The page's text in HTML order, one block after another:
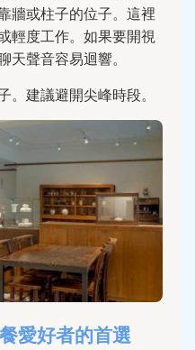
牆或柱子的位子。這裡
輕度工作。如果要開視
天聲音容易迴響。
建議避開尖峰時段。
愛好者的首選